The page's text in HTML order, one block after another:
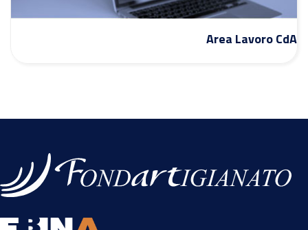
Area Lavoro CdA